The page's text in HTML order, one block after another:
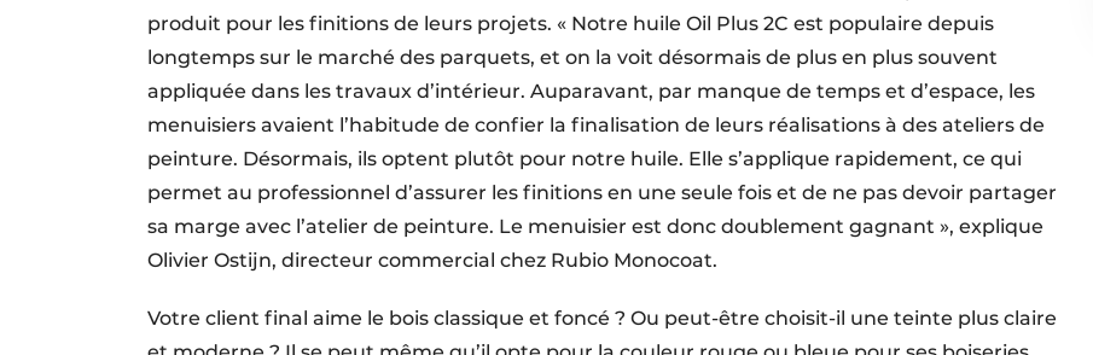
produit pour les finitions de leurs projets. « Notre huile Oil Plus 2C est populaire depuis
longtemps sur le marché des parquets, et on la voit désormais de plus en plus souvent
appliquée dans les travaux d’intérieur. Auparavant, par manque de temps et d’espace, les
menuisiers avaient l’habitude de confier la finalisation de leurs réalisations à des ateliers de
peinture. Désormais, ils optent plutôt pour notre huile. Elle s’applique rapidement, ce qui
permet au professionnel d’assurer les finitions en une seule fois et de ne pas devoir partager
sa marge avec l’atelier de peinture. Le menuisier est donc doublement gagnant », explique
Olivier Ostijn, directeur commercial chez Rubio Monocoat.
Votre client final aime le bois classique et foncé ? Ou peut-être choisit-il une teinte plus claire